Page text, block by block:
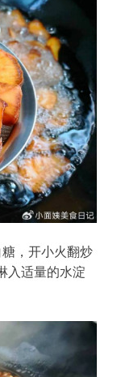
，开小火翻炒
入适量的水淀